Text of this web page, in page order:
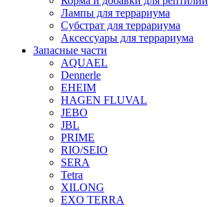
Лампы для террариума
Субстрат для террариума
Аксессуары для террариума
Запасные части
AQUAEL
Dennerle
EHEIM
HAGEN FLUVAL
JEBO
JBL
PRIME
RIO/SEIO
SERA
Tetra
XILONG
EXO TERRA